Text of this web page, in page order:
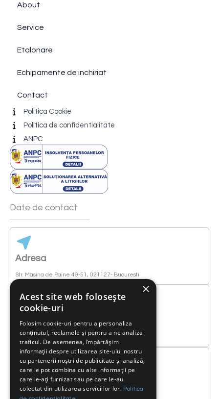
About
Service
Etalonare
Echipamente de inchiriat
Contact
Politica Cookie
Politica de confidentialitate
ANPC
Date de contact
Adresa
Str. Masina de Paine 49-51, 021127- Bucuresti
0040 21/ 230 4333
Email
service@bumbas.ro
×
Acest site web folosește
cookie-uri
Folosim cookie-uri pentru a personaliza
conținutul, reclamele și pentru a ne analiza
traficul. De asemenea, împărtășim
informații despre utilizarea site-ului nostru
cu partenerii noștri de publicitate și analiză,
care le pot combina cu alte informații pe
care le-ați furnizat sau pe care le-au
colectat din utilizarea serviciilor lor. Politica